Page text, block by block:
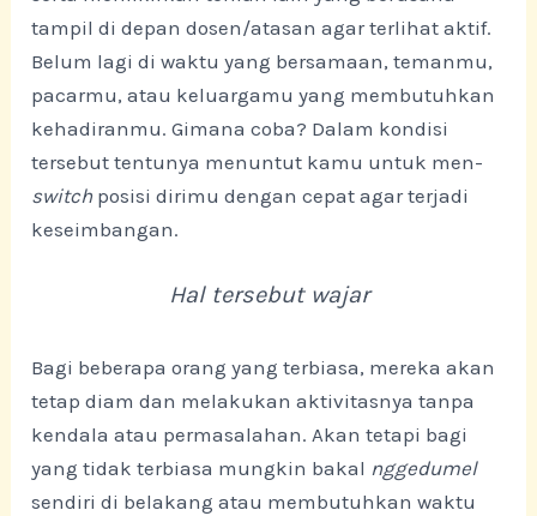
tampil di depan dosen/atasan agar terlihat aktif.
Belum lagi di waktu yang bersamaan, temanmu,
pacarmu, atau keluargamu yang membutuhkan
kehadiranmu. Gimana coba? Dalam kondisi
tersebut tentunya menuntut kamu untuk men-
switch posisi dirimu dengan cepat agar terjadi
keseimbangan.
Hal tersebut wajar
Bagi beberapa orang yang terbiasa, mereka akan
tetap diam dan melakukan aktivitasnya tanpa
kendala atau permasalahan. Akan tetapi bagi
yang tidak terbiasa mungkin bakal nggedumel
sendiri di belakang atau membutuhkan waktu